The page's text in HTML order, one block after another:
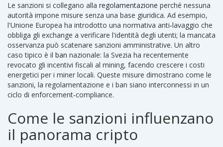
Le sanzioni si collegano alla regolamentazione perché nessuna
autorità impone misure senza una base giuridica. Ad esempio,
l'Unione Europea ha introdotto una normativa anti‑lavaggio che
obbliga gli exchange a verificare l'identità degli utenti; la mancata
osservanza può scatenare sanzioni amministrative. Un altro
caso tipico è il ban nazionale: la Svezia ha recentemente
revocato gli incentivi fiscali al mining, facendo crescere i costi
energetici per i miner locali. Queste misure dimostrano come le
sanzioni, la regolamentazione e i ban siano interconnessi in un
ciclo di enforcement‑compliance.
Come le sanzioni influenzano
il panorama cripto